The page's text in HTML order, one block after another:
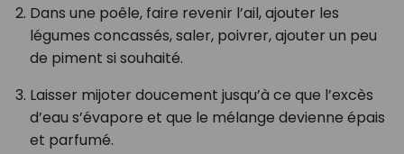
Dans une poêle, faire revenir l’ail, ajouter les
légumes concassés, saler, poivrer, ajouter un peu
de piment si souhaité.
Laisser mijoter doucement jusqu’à ce que l’excès
d’eau s’évapore et que le mélange devienne épais
et parfumé.